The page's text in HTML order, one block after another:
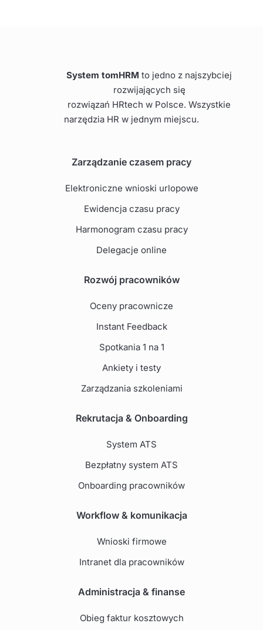
System tomHRM to jedno z najszybciej
rozwijających się
rozwiązań HRtech w Polsce. Wszystkie
narzędzia HR w jednym miejscu.
Zarządzanie czasem pracy
Elektroniczne wnioski urlopowe
Ewidencja czasu pracy
Harmonogram czasu pracy
Delegacje online
Rozwój pracowników
Oceny pracownicze
Instant Feedback
Spotkania 1 na 1
Ankiety i testy
Zarządzania szkoleniami
Rekrutacja & Onboarding
System ATS
Bezpłatny system ATS
Onboarding pracowników
Workflow & komunikacja
Wnioski firmowe
Intranet dla pracowników
Administracja & finanse
Obieg faktur kosztowych